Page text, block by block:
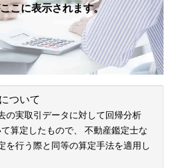
こに表示されます。
ついて
の実取引データに対して回帰分析
算定したもので、 不動産鑑定士な
を行う際と同等の算定手法を適用し